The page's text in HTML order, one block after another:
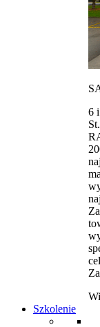
6
Szkolenie